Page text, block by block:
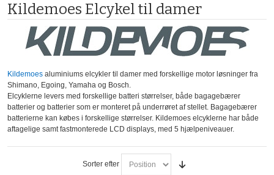
Kildemoes Elcykel til damer
Kildemoes aluminiums elcykler til damer med forskellige motor løsninger fra
Shimano, Egoing, Yamaha og Bosch.
Elcyklerne levers med forskellige batteri størrelser, både bagagebærer
batterier og batterier som er monteret på underrøret af stellet. Bagagebærer
batterierne kan købes i forskellige størrelser. Kildemoes elcyklerne har både
aftagelige samt fastmonterede LCD displays, med 5 hjælpeniveauer.
Sorter efter